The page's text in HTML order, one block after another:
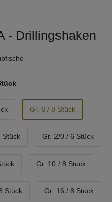
- Drillingshaken
Gr. 6 / 8 Stück
Stück Gr. 2/0 / 6 Stück
Gr. 10 / 8 Stück
Stück Gr. 16 / 8 Stück